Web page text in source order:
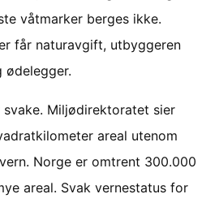
våtmarker berges ikke.
får naturavgift, utbyggeren
ødelegger.
Miljødirektoratet sier
areal utenom
Norge er omtrent 300.000
areal. Svak vernestatus for